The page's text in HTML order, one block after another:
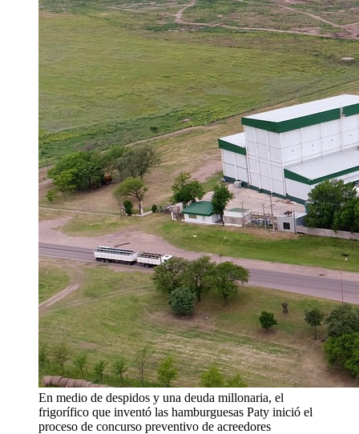
En medio de despidos y una deuda millonaria, el
frigorífico que inventó las hamburguesas Paty inició el
proceso de concurso preventivo de acreedores